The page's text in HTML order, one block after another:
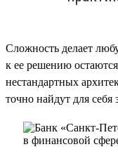
Сложность делает
к ее решению
нестандартных
точно найдут для себя